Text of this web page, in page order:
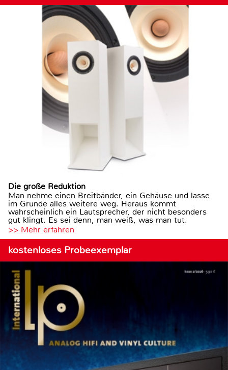
Die große Reduktion
Man nehme einen Breitbänder, ein Gehäuse und lasse
im Grunde alles weitere weg. Heraus kommt
wahrscheinlich ein Lautsprecher, der nicht besonders
gut klingt. Es sei denn, man weiß, was man tut.
>> Mehr erfahren
kostenloses Probeexemplar